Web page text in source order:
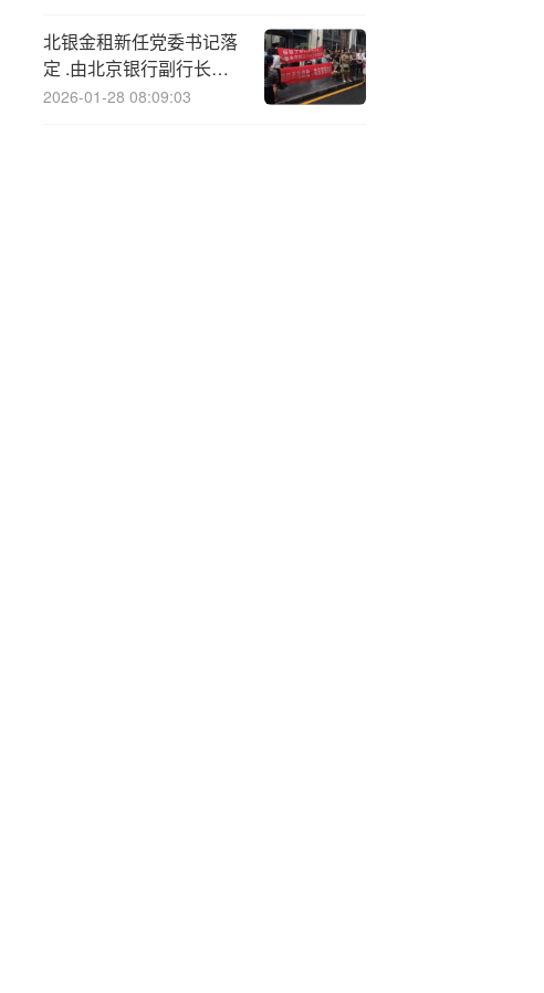
北银金租新任党委书记落
定 .由北京银行副行长毛
文利兼任
2026-01-28 08:09:03